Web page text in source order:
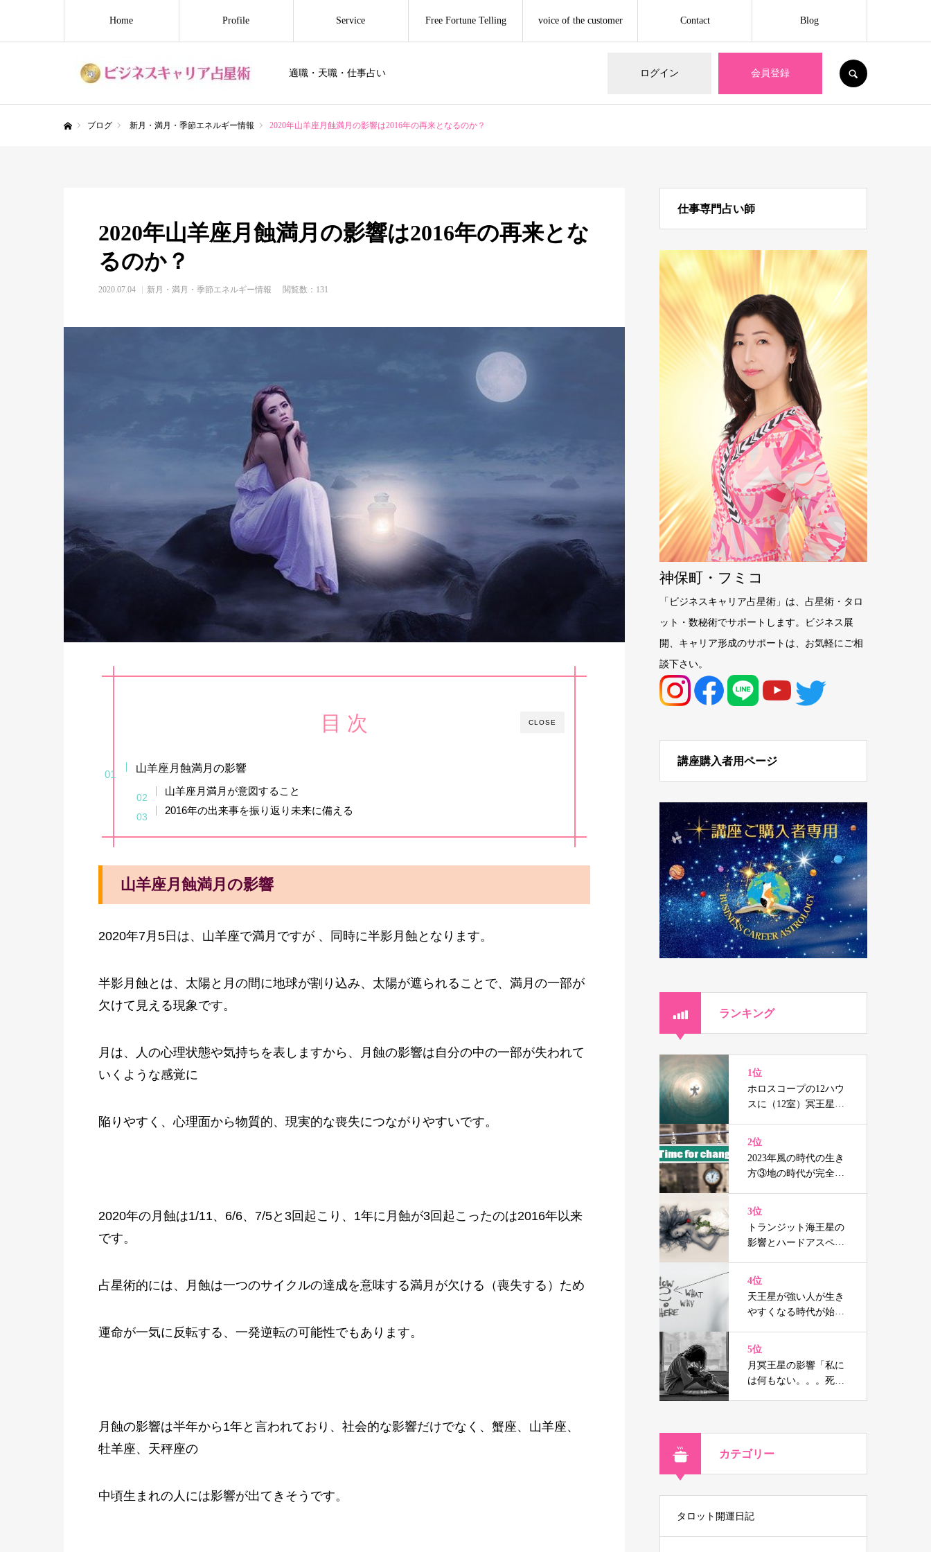
適職・天職・仕事占い ログイン 会員登録
Home Profile Service Free Fortune Telling voice of the customer Contact Blog
ブログ 新月・満月・季節エネルギー情報 2020年山羊座月蝕満月の影響は2016年の再来となるのか？
2020年山羊座月蝕満月の影響は2016年の再来とな
るのか？
2020.07.04 新月・満月・季節エネルギー情報 閲覧数：131
CLOSE
目 次
山羊座月蝕満月の影響
山羊座月満月が意図すること
2016年の出来事を振り返り未来に備える
山羊座月蝕満月の影響
2020年7月5日は、山羊座で満月ですが 、同時に半影月蝕となります。
半影月蝕とは、太陽と月の間に地球が割り込み、太陽が遮られることで、満月の一部が
欠けて見える現象です。
月は、人の心理状態や気持ちを表しますから、月蝕の影響は自分の中の一部が失われて
いくような感覚に
陥りやすく、心理面から物質的、現実的な喪失につながりやすいです。
2020年の月蝕は1/11、6/6、7/5と3回起こり、1年に月蝕が3回起こったのは2016年以来
です。
占星術的には、月蝕は一つのサイクルの達成を意味する満月が欠ける（喪失する）ため
運命が一気に反転する、一発逆転の可能性でもあります。
月蝕の影響は半年から1年と言われており、社会的な影響だけでなく、蟹座、山羊座、
牡羊座、天秤座の
中頃生まれの人には影響が出てきそうです。
仕事専門占い師
神保町・フミコ
「ビジネスキャリア占星術」は、占星術・タロ
ット・数秘術でサポートします。ビジネス展
開、キャリア形成のサポートは、お気軽にご相
談下さい。
講座購入者用ページ
ランキング
1位
ホロスコープの12ハウ
スに（12室）冥王星、
2位
2023年風の時代の生き
方③地の時代が完全に
3位
トランジット海王星の
影響とハードアスペク
定事例付）
4位
天王星が強い人が生き
やすくなる時代が始ま
5位
月冥王星の影響「私に
は何もない。。。死に
カテゴリー
タロット開運日記